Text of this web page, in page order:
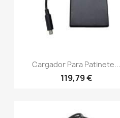
Vista rápida
Cargador Para Patinete...
119,79 €